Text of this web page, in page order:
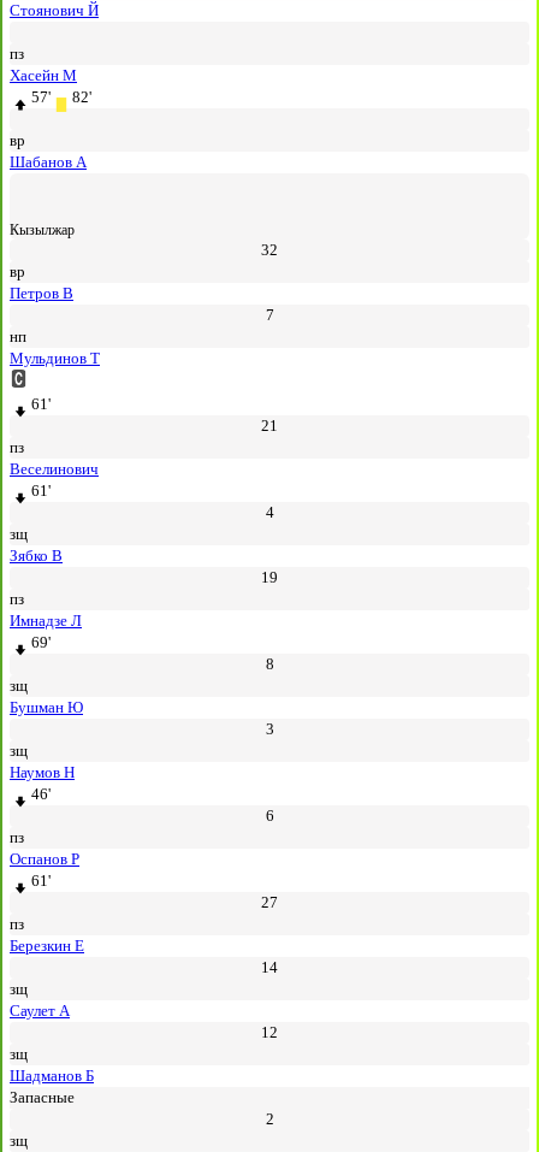
Стоянович Й
пз
Хасейн М
57'
82'
вр
Шабанов А
Кызылжар
32
вр
Петров В
7
нп
Мульдинов Т
61'
21
пз
Веселинович
61'
4
зщ
Зябко В
19
пз
Имнадзе Л
69'
8
зщ
Бушман Ю
3
зщ
Наумов Н
46'
6
пз
Оспанов Р
61'
27
пз
Березкин Е
14
зщ
Саулет А
12
зщ
Шадманов Б
Запасные
2
зщ